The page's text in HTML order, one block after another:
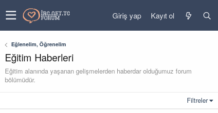
Giriş yap Kayıt ol
Eğlenelim, Öğrenelim
Eğitim Haberleri
Eğitim alanında yaşanan gelişmelerden haberdar olduğumuz forum
bölümüdür.
Filtreler